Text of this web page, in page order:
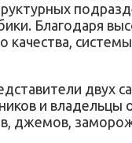
Благодаря
двух
и владельцы
джемов,